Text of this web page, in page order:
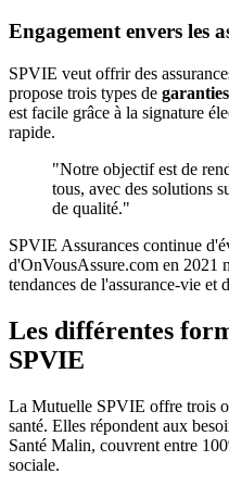
Engagement envers les
SPVIE veut offrir des
propose trois types de garanties
est facile grâce à la signature
rapide.
"Notre objectif est de
tous, avec des solutions
de qualité."
SPVIE Assurances continue
d'OnVousAssure.com en 2021
tendances de l'assurance-vie et
Les différentes
SPVIE
La Mutuelle SPVIE offre trois
santé. Elles répondent aux
Santé Malin, couvrent entre
sociale.